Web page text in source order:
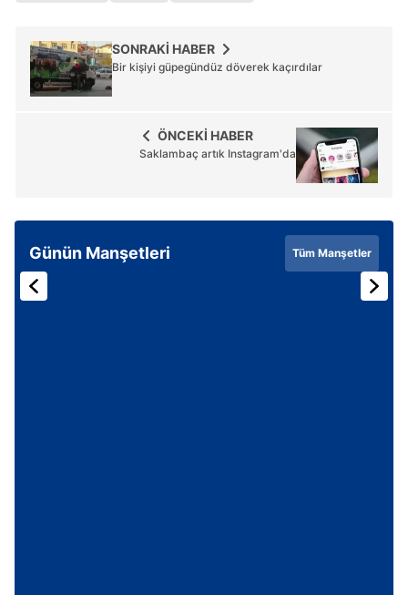
SONRAKİ HABER
Bir kişiyi güpegündüz döverek kaçırdılar
ÖNCEKİ HABER
Saklambaç artık Instagram'da
Günün Manşetleri Tüm Manşetler